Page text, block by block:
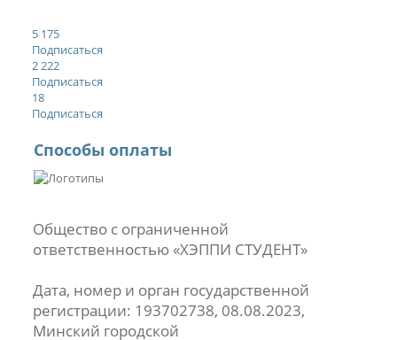
5 175
Подписаться
2 222
Подписаться
18
Подписаться
Способы оплаты
Общество с ограниченной
ответственностью «ХЭППИ СТУДЕНТ»
Дата, номер и орган государственной
регистрации: 193702738, 08.08.2023,
Минский городской